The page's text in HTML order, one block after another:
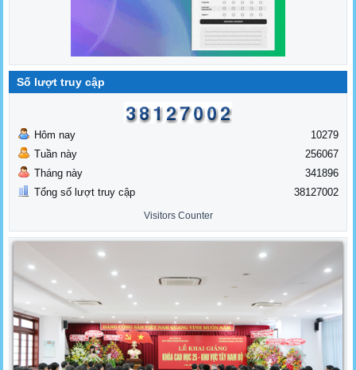
Số lượt truy cập
Hôm nay
Tuần này
Tháng này
Tổng số lượt truy cập
10279
256067
341896
38127002
Visitors Counter